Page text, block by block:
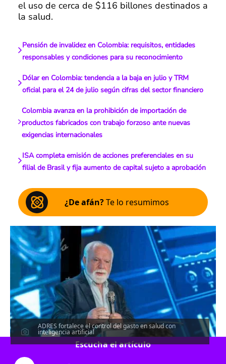
el uso de cerca de $116 billones destinados a
la salud.
Pensión de invalidez en Colombia: requisitos, entidades
responsables y condiciones para su reconocimiento
Dólar en Colombia: tendencia a la baja en julio y TRM
oficial para el 24 de julio según cifras del sector financiero
Colombia avanza en la prohibición de importación de
productos fabricados con trabajo forzoso ante nuevas
exigencias internacionales
ISA completa emisión de acciones preferenciales en su
filial de Brasil y fija aumento de capital sujeto a aprobación
¿De afán?Te lo resumimos
ADRES fortalece el control del gasto en salud con
inteligencia artificial
Escucha el artículo